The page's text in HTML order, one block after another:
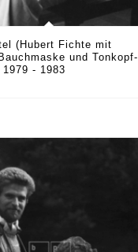
(Hubert Fichte mit
und Tonkopf-
1979 - 1983